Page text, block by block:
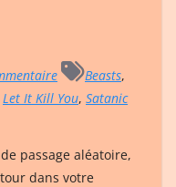
Beasts,
Let It Kill You, Satanic
passage aléatoire,
dans votre